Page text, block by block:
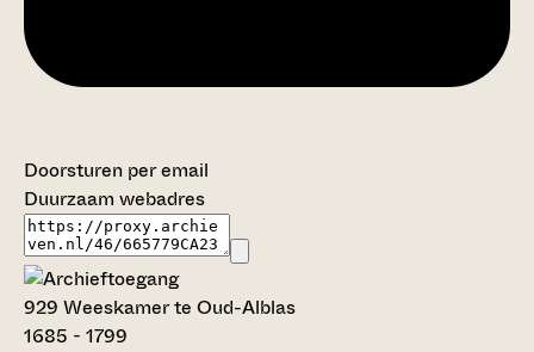
Doorsturen per email
Duurzaam webadres
929 Weeskamer te Oud-Alblas
1685 - 1799